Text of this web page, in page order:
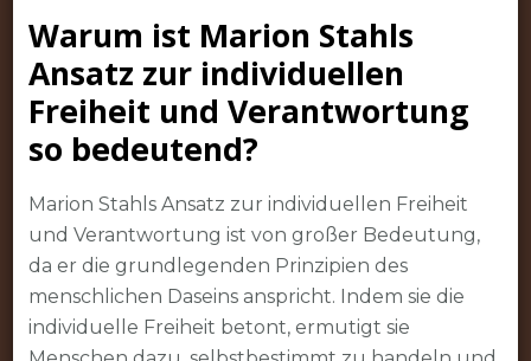
Warum ist Marion Stahls
Ansatz zur individuellen
Freiheit und Verantwortung
so bedeutend?
Marion Stahls Ansatz zur individuellen Freiheit
und Verantwortung ist von großer Bedeutung,
da er die grundlegenden Prinzipien des
menschlichen Daseins anspricht. Indem sie die
individuelle Freiheit betont, ermutigt sie